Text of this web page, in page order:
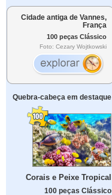
Cidade antiga de Vannes,
França
100 peças Clássico
Foto: Cezary Wojtkowski
Quebra-cabeça em destaque
Corais e Peixe Tropical
100 peças Clássico